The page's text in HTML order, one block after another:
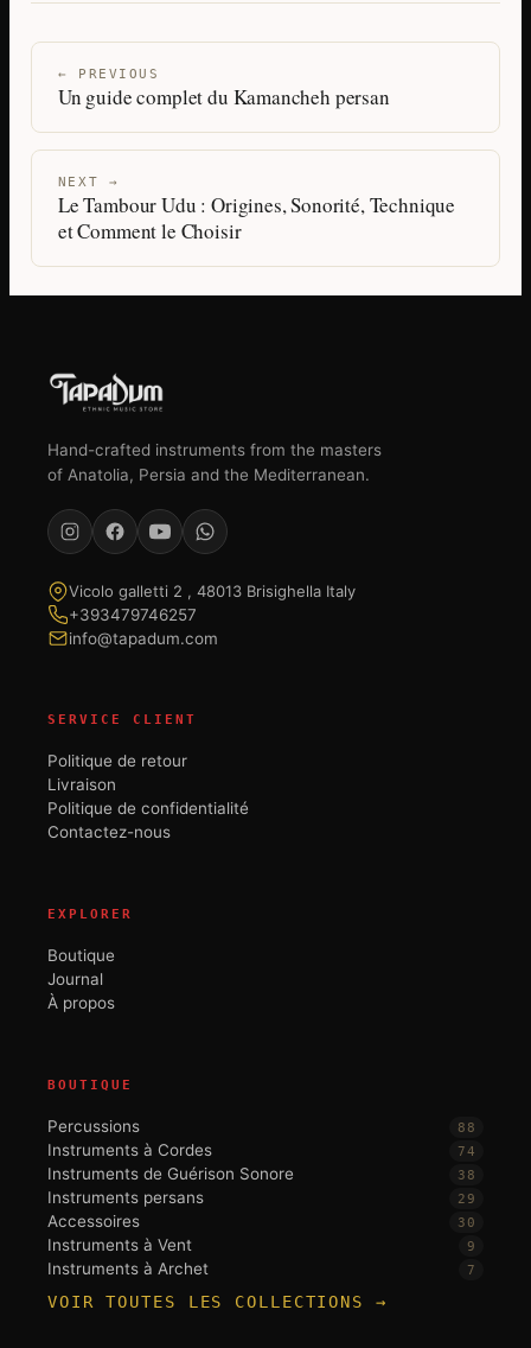
← PREVIOUS
Un guide complet du Kamancheh persan
NEXT →
Le Tambour Udu : Origines, Sonorité, Technique
et Comment le Choisir
Hand-crafted instruments from the masters
of Anatolia, Persia and the Mediterranean.
Vicolo galletti 2 , 48013 Brisighella Italy
+393479746257
info@tapadum.com
SERVICE CLIENT
Politique de retour
Livraison
Politique de confidentialité
Contactez-nous
EXPLORER
Boutique
Journal
À propos
BOUTIQUE
Percussions 88
Instruments à Cordes 74
Instruments de Guérison Sonore 38
Instruments persans 29
Accessoires 30
Instruments à Vent 9
Instruments à Archet 7
VOIR TOUTES LES COLLECTIONS →